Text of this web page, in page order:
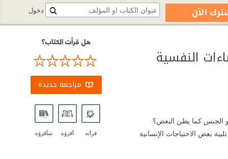
النفسية
الجنس كما يظن البعض؟
بعض الاحتياجات الإنسانية
هل قرأت الكتاب؟
مراجعة جديدة
قرأته أقرؤه سأقرؤه
دخول الآن